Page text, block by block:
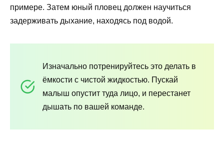
примере. Затем юный пловец должен научиться
задерживать дыхание, находясь под водой.
Изначально потренируйтесь это делать в
ёмкости с чистой жидкостью. Пускай
малыш опустит туда лицо, и перестанет
дышать по вашей команде.